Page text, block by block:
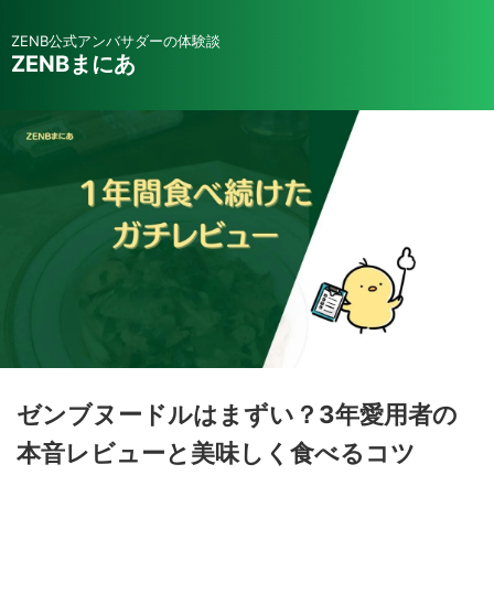
ZENB公式アンバサダーの体験談
ZENBまにあ
ゼンブヌードルはまずい？3年愛用者の
本音レビューと美味しく食べるコツ